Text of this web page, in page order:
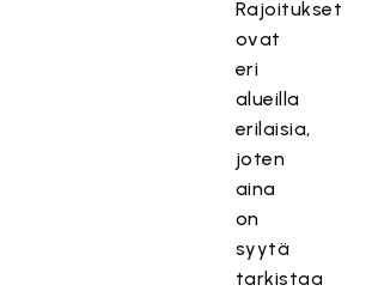
Rajoitukset
ovat
eri
alueilla
erilaisia,
joten
aina
on
syytä
tarkistaa